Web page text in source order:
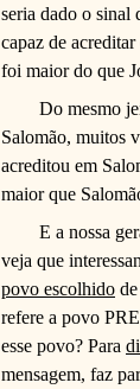
seria dado o sinal
capaz de
foi maior do que
Do mesmo
Salomão, muitos
acreditou em
maior que
E a nossa
veja que
povo escolhido
refere a povo
esse povo? Para
mensagem, faz